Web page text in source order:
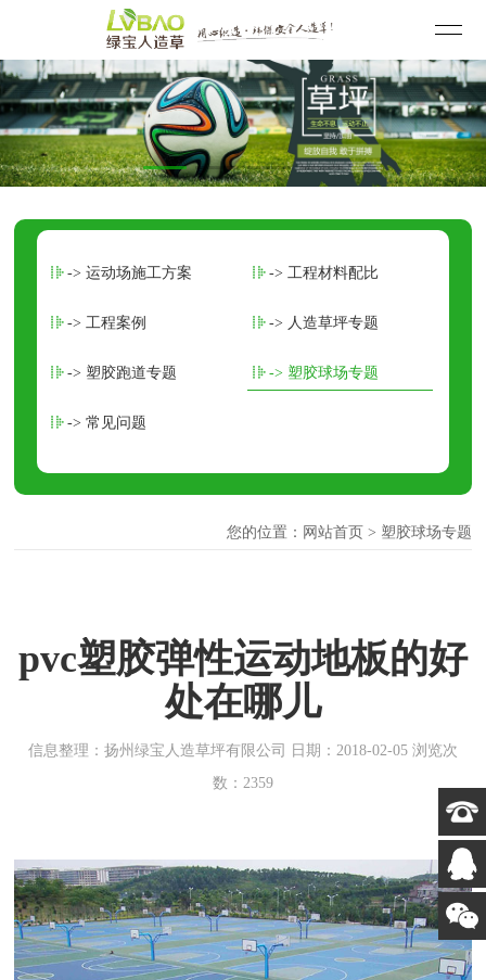
-> 运动场施工方案 -> 工程材料配比
-> 工程案例 -> 人造草坪专题
-> 塑胶跑道专题 -> 塑胶球场专题
-> 常见问题
您的位置： 网站首页> 塑胶球场专题
pvc塑胶弹性运动地板的好
处在哪儿
信息整理：扬州绿宝人造草坪有限公司 日期：2018-02-05 浏览次
数：2359